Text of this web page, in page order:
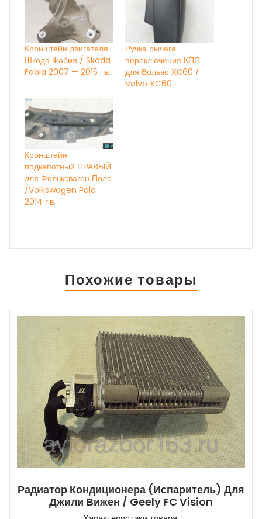
Кронштейн двигателя
Шкода Фабия / Skoda
Fabia 2007 — 2015 г.в.
Ручка рычага
переключения КПП
для Вольво ХС60 /
Volvo XC60
Кронштейн
подкапотный ПРАВЫЙ
для Фольксваген Поло
/Volkswagen Polo
2014 г.в.
Похожие товары
Радиатор Кондиционера (испаритель) Для
Джили Вижен / Geely FC Vision